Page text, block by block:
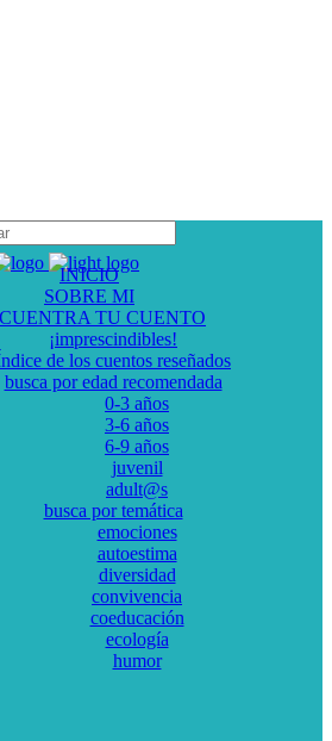
INICIO
SOBRE MI
TU CUENTO
¡imprescindibles!
de los cuentos reseñados
busca por edad recomendada
0-3 años
3-6 años
6-9 años
juvenil
adult@s
busca por temática
emociones
autoestima
diversidad
convivencia
coeducación
ecología
humor